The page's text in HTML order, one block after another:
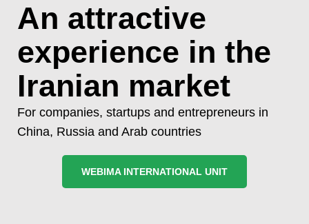
An attractive
experience in the
Iranian market
For companies, startups and entrepreneurs in
China, Russia and Arab countries
WEBIMA INTERNATIONAL UNIT